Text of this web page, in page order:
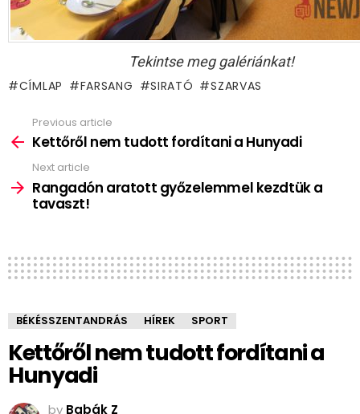
Tekintse meg galériánkat!
CÍMLAP FARSANG SIRATÓ SZARVAS
more
Previous article
Kettőről nem tudott fordítani a Hunyadi
Next article
Rangadón aratott győzelemmel kezdtük a
tavaszt!
BÉKÉSSZENTANDRÁS HÍREK SPORT
Kettőről nem tudott fordítani a
Hunyadi
by Babák Z